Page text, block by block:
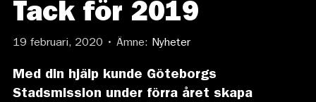
Tack för 2019
19 februari, 2020 • Ämne: Nyheter
Med din hjälp kunde Göteborgs
Stadsmission under förra året skapa